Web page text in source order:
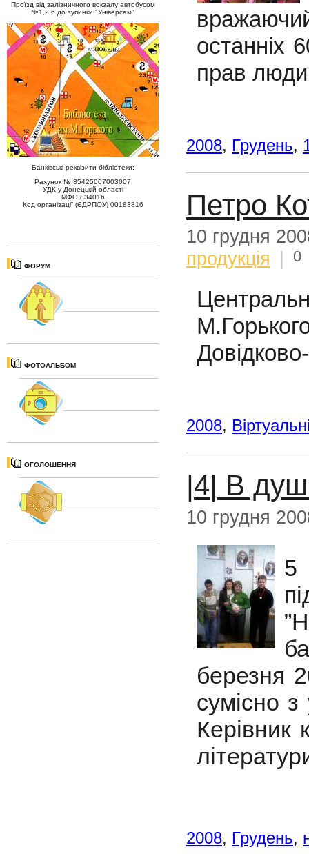
Проїзд від залізничного вокзалу автобусом
№1,2,6 до зупинки "Універсам"
Банківські реквізити бібліотеки:
Рахунок № 35425007003007
УДК у Донецькій області
МФО 834016
Код організації (ЄДРПОУ) 00183816
ФОРУМ
ФОТОАЛЬБОМ
ОГОЛОШЕННЯ
останніх
прав
2008, Грудень,
Петро
10 грудня
продукція
0
2008,
|4| В
10 грудня
5
березня
сумісно
Керівник
2008, Грудень,